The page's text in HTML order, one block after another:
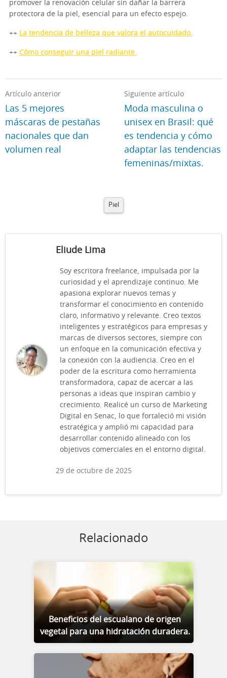
promover la renovación celular sin dañar la barrera
protectora de la piel, esencial para un efecto espejo.
++ La tendencia de belleza que valora el autocuidado.
++ Cómo conseguir una piel radiante
Artículo anterior
Las 5 mejores
máscaras de pestañas
nacionales que dan
volumen real
Siguiente artículo
Moda masculina o
unisex en Brasil: qué
es tendencia y cómo
adaptar las tendencias
femeninas/mixtas.
Piel
Eliude Lima
Soy escritora freelance, impulsada por la
curiosidad y el aprendizaje continuo. Me
apasiona explorar nuevos temas y
transformar el conocimiento en contenido
claro, informativo y relevante. Creo textos
inteligentes y estratégicos para empresas y
marcas de diversos sectores, siempre con
un enfoque en la comunicación efectiva y
la conexión con la audiencia. Creo en el
poder de la escritura como herramienta
transformadora, capaz de acercar a las
personas a ideas que inspiran cambio y
crecimiento. Realicé un curso de Marketing
Digital en Senac, lo que fortaleció mi visión
estratégica y amplió mi capacidad para
desarrollar contenido alineado con los
objetivos comerciales en el entorno digital.
29 de octubre de 2025
Relacionado
Beneficios del escualano de origen
vegetal para una hidratación duradera.